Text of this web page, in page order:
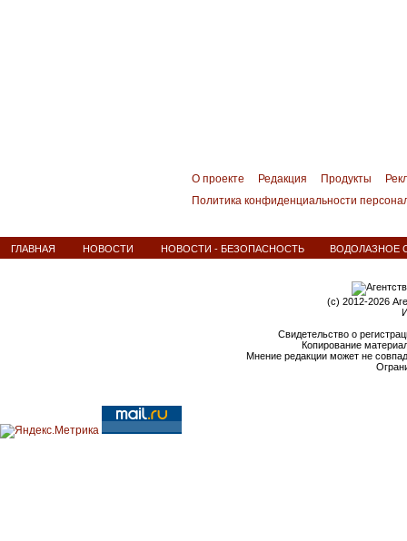
О проекте Редакция Продукты
Политика конфиденциальности
ГЛАВНАЯ НОВОСТИ НОВОСТИ - БЕЗОПАСНОСТЬ ВОДОЛАЗНОЕ
(c) 2012-2026
Свидетельство о
Копирование
Мнение редакции может не